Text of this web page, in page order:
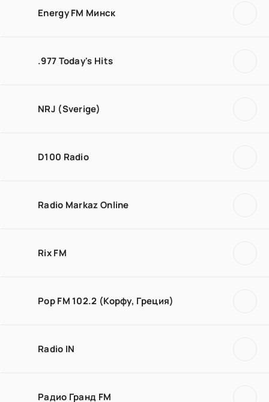
Energy FM Минск
.977 Today's Hits
NRJ (Sverige)
D100 Radio
Radio Markaz Online
Rix FM
Pop FM 102.2 (Корфу, Греция)
Radio IN
Радио Гранд FM